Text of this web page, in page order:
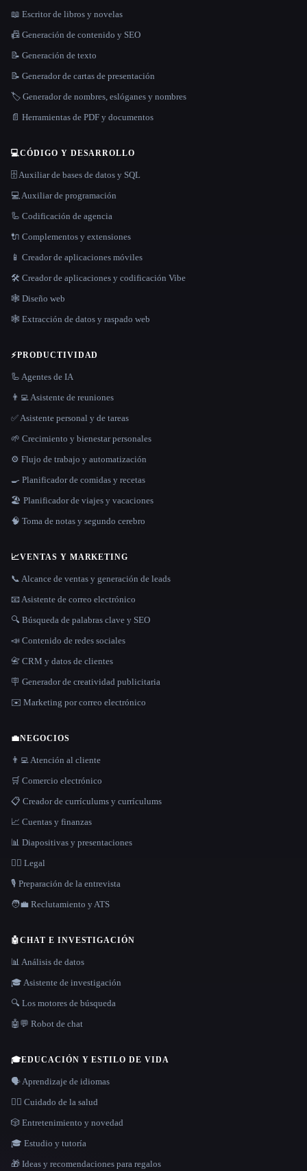
📖 Escritor de libros y novelas
📠 Generación de contenido y SEO
📝 Generación de texto
📝 Generador de cartas de presentación
🏷️ Generador de nombres, eslóganes y nombres
📄 Herramientas de PDF y documentos
💻CÓDIGO Y DESARROLLO
🗄️ Auxiliar de bases de datos y SQL
💻 Auxiliar de programación
🦾 Codificación de agencia
🔌 Complementos y extensiones
📱 Creador de aplicaciones móviles
🛠️ Creador de aplicaciones y codificación Vibe
🕸 Diseño web
🕸️ Extracción de datos y raspado web
⚡PRODUCTIVIDAD
🦾 Agentes de IA
👨‍💻 Asistente de reuniones
✅ Asistente personal y de tareas
🌱 Crecimiento y bienestar personales
⚙️ Flujo de trabajo y automatización
🍳 Planificador de comidas y recetas
🏖 Planificador de viajes y vacaciones
🧠 Toma de notas y segundo cerebro
📈VENTAS Y MARKETING
📞 Alcance de ventas y generación de leads
📧 Asistente de correo electrónico
🔍 Búsqueda de palabras clave y SEO
📣 Contenido de redes sociales
📇 CRM y datos de clientes
🪧 Generador de creatividad publicitaria
✉️ Marketing por correo electrónico
💼NEGOCIOS
👨‍💻 Atención al cliente
🛒 Comercio electrónico
📋 Creador de currículums y currículums
📈 Cuentas y finanzas
📊 Diapositivas y presentaciones
👩‍⚖️ Legal
🎙️ Preparación de la entrevista
🧑‍💼 Reclutamiento y ATS
🤖CHAT E INVESTIGACIÓN
📊 Análisis de datos
🎓 Asistente de investigación
🔍 Los motores de búsqueda
🤖💬 Robot de chat
🎓EDUCACIÓN Y ESTILO DE VIDA
🗣️ Aprendizaje de idiomas
👩‍⚕️ Cuidado de la salud
🎲 Entretenimiento y novedad
🎓 Estudio y tutoría
🎁 Ideas y recomendaciones para regalos